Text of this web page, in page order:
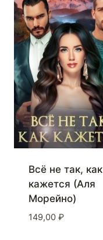
Всё не так, как
кажется (Аля
Морейно)
149,00 ₽